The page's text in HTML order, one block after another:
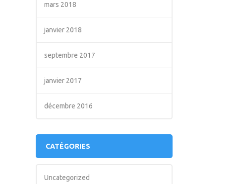
mars 2018
janvier 2018
septembre 2017
janvier 2017
décembre 2016
CATÉGORIES
Uncategorized